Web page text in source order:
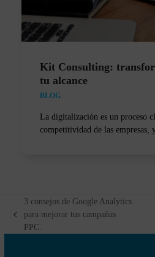
Kit Consulting:
tu alcance
BLOG
La digitalización es un proceso
competitividad de las empresas,
previous
post:
3 consejos de Google Analytics
para mejorar tus campañas
PPC.